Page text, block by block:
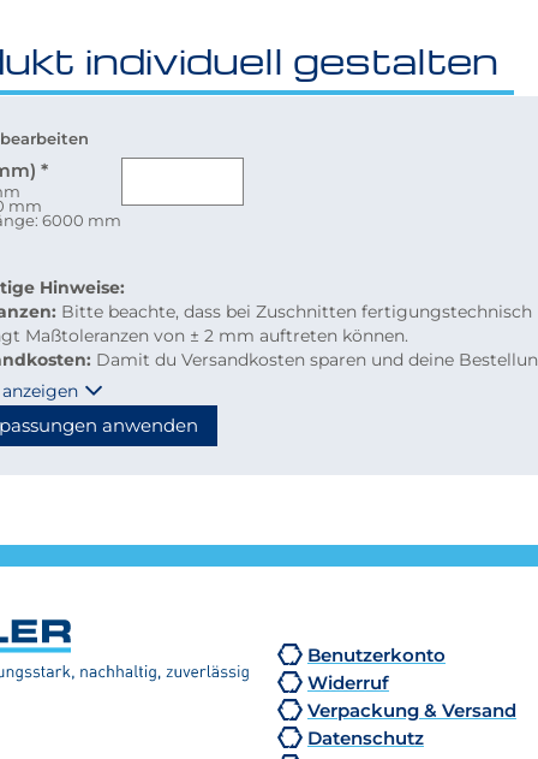
individuell gestalten
*
mm
6000 mm
Hinweise:
Bitte beachte, dass bei Zuschnitten fertigungstechnisch
Maßtoleranzen von ± 2 mm auftreten können.
Damit du Versandkosten sparen und deine
per Paketdienst geliefert werden kann, beachte bitte folgende
für Kleinmengen-Zuschnitte
maximal 2.000 mm Länge
2 × Breite + 1 × längste Seite (max. 2.000 mm)
anwenden
Benutzerkonto
Widerruf
Verpackung & Versand
Datenschutz